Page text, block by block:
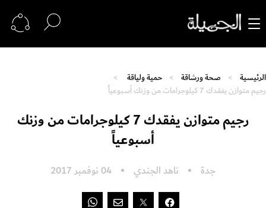
الرئيسية صحة ورشاقة
حمية ولياقة
رجيم متوازن يفقدك 7 كيلوجرامات من وزنك أسبوعياً
رجيم متوازن يفقدك 7 كيلوجرامات من وزنك
أسبوعياً
جدة ناهد الجندي 04 نوفمبر 2017